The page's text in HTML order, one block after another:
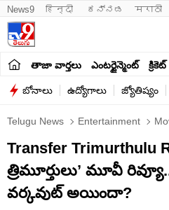
News9 हिन्दी ಕನ್ನಡ मराठी
తాజా వార్తలు ఎంటర్టైన్మెంట్ క్రికెట్
బోనాలు ఉద్యోగాలు జ్యోతిష్యం
Telugu News Entertainment
Transfer Trimurthulu
త్రిమూర్తులు’ మూవీ
వర్కవుట్ అయిందా?